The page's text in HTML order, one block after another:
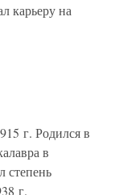
карьеру на
г. Родился в
в
степень
г.